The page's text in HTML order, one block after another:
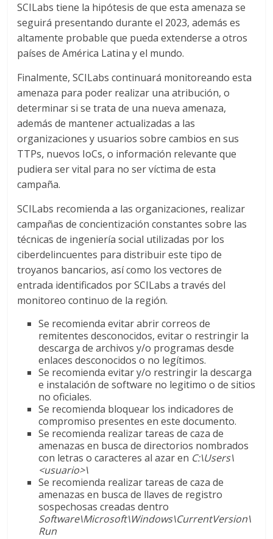
SCILabs tiene la hipótesis de que esta amenaza se
seguirá presentando durante el 2023, además es
altamente probable que pueda extenderse a otros
países de América Latina y el mundo.
Finalmente, SCILabs continuará monitoreando esta
amenaza para poder realizar una atribución, o
determinar si se trata de una nueva amenaza,
además de mantener actualizadas a las
organizaciones y usuarios sobre cambios en sus
TTPs, nuevos IoCs, o información relevante que
pudiera ser vital para no ser víctima de esta
campaña.
SCILabs recomienda a las organizaciones, realizar
campañas de concientización constantes sobre las
técnicas de ingeniería social utilizadas por los
ciberdelincuentes para distribuir este tipo de
troyanos bancarios, así como los vectores de
entrada identificados por SCILabs a través del
monitoreo continuo de la región.
Se recomienda evitar abrir correos de
remitentes desconocidos, evitar o restringir la
descarga de archivos y/o programas desde
enlaces desconocidos o no legítimos.
Se recomienda evitar y/o restringir la descarga
e instalación de software no legitimo o de sitios
no oficiales.
Se recomienda bloquear los indicadores de
compromiso presentes en este documento.
Se recomienda realizar tareas de caza de
amenazas en busca de directorios nombrados
con letras o caracteres al azar en C:\Users\
<usuario>\
Se recomienda realizar tareas de caza de
amenazas en busca de llaves de registro
sospechosas creadas dentro
Software\Microsoft\Windows\CurrentVersion\
Run